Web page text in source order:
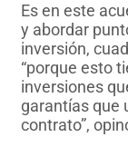
Es en este
y abordar
inversión,
“porque esto
inversiones
garantías que
contrato”,